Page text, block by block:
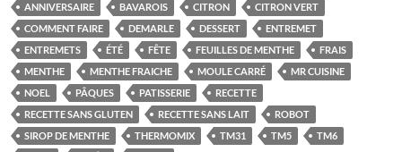
ANNIVERSAIRE BAVAROIS CITRON
CITRON VERT
COMMENT FAIRE
DEMARLE DESSERT
ENTREMET
ENTREMETS
ÉTÉ FÊTE FEUILLES DE MENTHE
FRAIS
MENTHE
MENTHE FRAICHE MOULE CARRÉ
MR CUISINE
NOEL
PÂQUES PATISSERIE
RECETTE
RECETTE SANS GLUTEN
RECETTE SANS LAIT
ROBOT
SIROP DE MENTHE
THERMOMIX TM31 TM5
TM6